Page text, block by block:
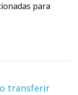
para
transferir